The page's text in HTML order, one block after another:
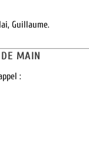
Guillaume.
MAIN
: